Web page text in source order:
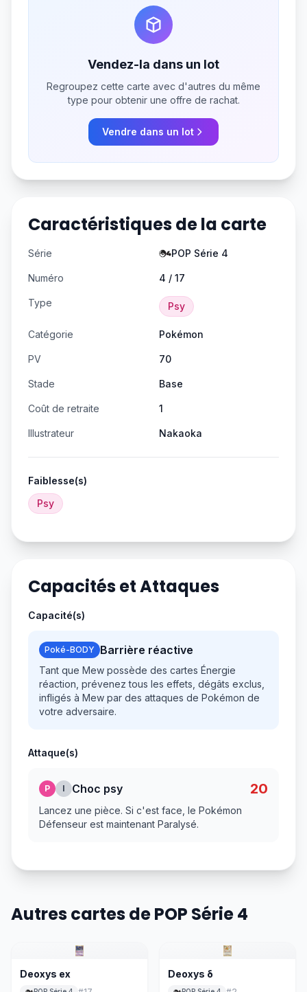
Vendez-la dans un lot
Regroupez cette carte avec d'autres du même
type pour obtenir une offre de rachat.
Vendre dans un lot
Caractéristiques de la carte
Série POP Série 4
Numéro 4 / 17
Type Psy
Catégorie Pokémon
PV 70
Stade Base
Coût de retraite 1
Illustrateur Nakaoka
Faiblesse(s)
Psy
Capacités et Attaques
Capacité(s)
Poké-BODY Barrière réactive
Tant que Mew possède des cartes Énergie
réaction, prévenez tous les effets, dégâts exclus,
infligés à Mew par des attaques de Pokémon de
votre adversaire.
Attaque(s)
P I Choc psy 20
Lancez une pièce. Si c'est face, le Pokémon
Défenseur est maintenant Paralysé.
Autres cartes de POP Série 4
Deoxys ex Deoxys δ